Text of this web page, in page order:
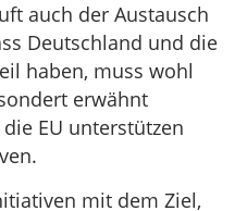
auch der Austausch
Deutschland und die
haben, muss wohl
erwähnt
EU unterstützen
mit dem Ziel,